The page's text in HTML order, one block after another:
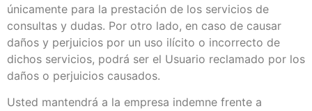
únicamente para la prestación de los servicios de
consultas y dudas. Por otro lado, en caso de causar
daños y perjuicios por un uso ilícito o incorrecto de
dichos servicios, podrá ser el Usuario reclamado por los
daños o perjuicios causados.
Usted mantendrá a la empresa indemne frente a